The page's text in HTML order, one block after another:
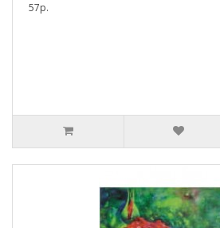
57р.